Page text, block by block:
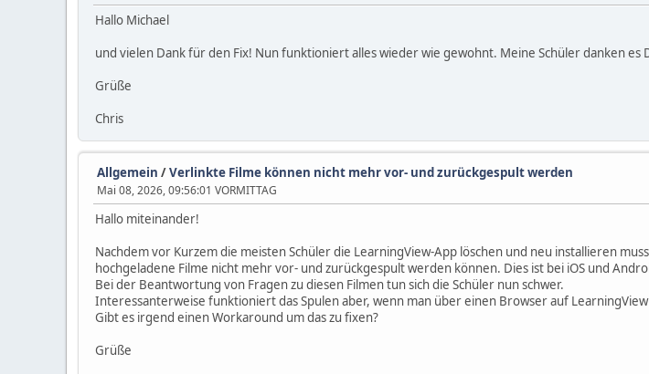
Hallo Michael
und vielen Dank für den Fix! Nun funktioniert alles wieder wie gewohnt. Meine Schüler danken es
Grüße
Chris
Allgemein /Verlinkte Filme können nicht mehr vor- und zurückgespult werden
Mai 08, 2026, 09:56:01 VORMITTAG
Hallo miteinander!
Nachdem vor Kurzem die meisten Schüler die LearningView-App löschen und neu installieren
hochgeladene Filme nicht mehr vor- und zurückgespult werden können. Dies ist bei iOS und
Bei der Beantwortung von Fragen zu diesen Filmen tun sich die Schüler nun schwer.
Interessanterweise funktioniert das Spulen aber, wenn man über einen Browser auf
Gibt es irgend einen Workaround um das zu fixen?
Grüße